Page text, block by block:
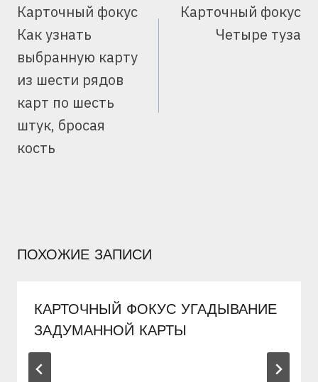
ЗАПИСЯМ
Карточный фокус
Как узнать
выбранную карту
из шести рядов
карт по шесть
штук, бросая
кость
Карточный фокус
Четыре туза
ПОХОЖИЕ ЗАПИСИ
КАРТОЧНЫЙ ФОКУС УГАДЫВАНИЕ
ЗАДУМАННОЙ КАРТЫ